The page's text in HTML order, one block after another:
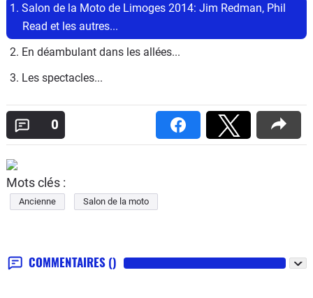
1. Salon de la Moto de Limoges 2014: Jim Redman, Phil
Read et les autres...
2. En déambulant dans les allées...
3. Les spectacles...
0
Mots clés :
Ancienne Salon de la moto
COMMENTAIRES ()